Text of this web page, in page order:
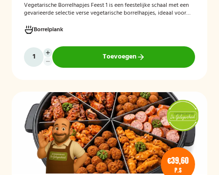
Vegetarische Borrelhapjes Feest 1 is een feestelijke schaal met een
gevarieerde selectie verse vegetarische borrelhapjes, ideaal voor
vers bereid en verzorgd gepresenteerd, zodat gasten kunnen
genieten van een smaakvolle en volledig vegetarische
borrelervaring.
Borrelplank
Toevoegen
€39,60
P.S